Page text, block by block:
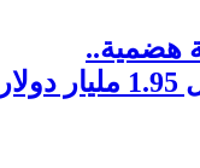
هضمية..